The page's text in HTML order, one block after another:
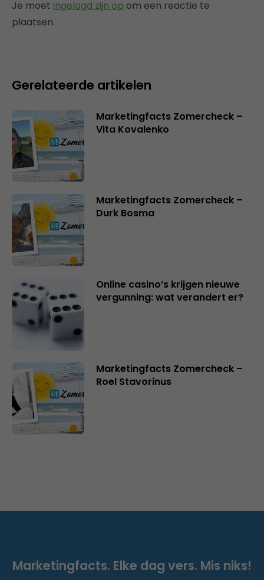
Je moet ingelogd zijn op om een reactie te
plaatsen.
Gerelateerde artikelen
Marketingfacts Zomercheck –
Vita Kovalenko
Marketingfacts Zomercheck –
Durk Bosma
Online casino’s krijgen nieuwe
vergunning: wat verandert er?
Marketingfacts Zomercheck –
Roel Stavorinus
Marketingfacts. Elke dag vers. Mis niks!